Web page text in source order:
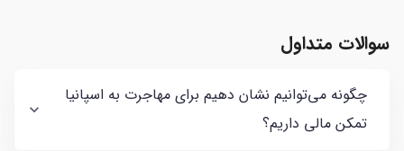
سوالات متداول
چگونه می‌توانیم نشان دهیم برای مهاجرت به اسپانیا
تمکن مالی داریم؟